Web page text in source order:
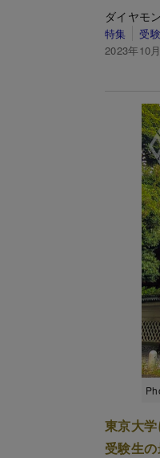
ダイヤモ
特集 受
2023年10
東京大
受験生